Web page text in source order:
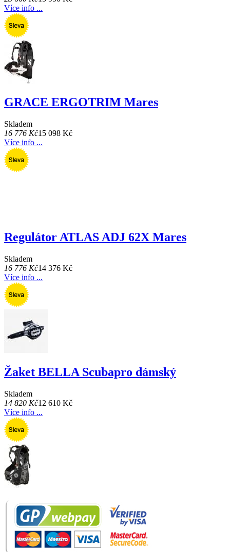
Více info ...
GRACE ERGOTRIM Mares
Skladem
16 776 Kč15 098 Kč
Více info ...
Regulátor ATLAS ADJ 62X Mares
Skladem
16 776 Kč14 376 Kč
Více info ...
Žaket BELLA Scubapro dámský
Skladem
14 820 Kč12 610 Kč
Více info ...